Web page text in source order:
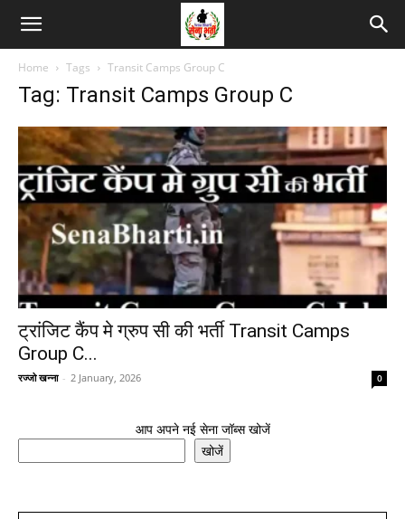
Home Tags Transit Camps Group C
Tag: Transit Camps Group C
ट्रांजिट कैंप मे ग्रुप सी की भर्ती Transit Camps
Group C...
रज्जो खन्ना - 2 January, 2026 0
आप अपने नई सेना जॉब्स खोजें
खोजें